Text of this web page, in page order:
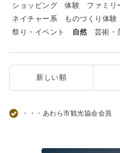
ショッピング 体験 ファミリ
ネイチャー系
ものづくり体験
祭り・イベント
自然 芸術・
新しい順
・・・あわら市観光協会会員